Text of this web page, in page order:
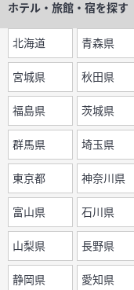
ホテル・旅館・宿を探す
北海道 青森県
宮城県 秋田県
福島県 茨城県
群馬県 埼玉県
東京都 神奈川県
富山県 石川県
山梨県 長野県
静岡県 愛知県